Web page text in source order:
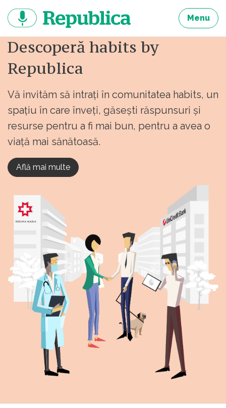
continut
Menu
Descoperă habits by
Republica
Vă invităm să intrați în comunitatea habits, un
spațiu în care înveți, găsești răspunsuri și
resurse pentru a fi mai bun, pentru a avea o
viață mai sănătoasă.
Află mai multe